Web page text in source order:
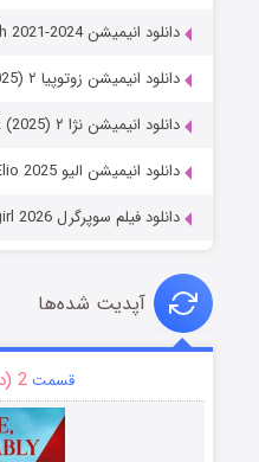
دانلود انیمیشن Star Wars: The Bad Batch 2021-2024
دانلود انیمیشن زوتوپیا ۲ Zootopia 2 (2025)
دانلود انیمیشن نژا ۲ Ne Zha 2 (2025)
دانلود انیمیشن الیو Elio 2025
دانلود فیلم سوپرگرل Supergirl 2026
آپدیت شده‌ها
قسمت2 (دوبله)